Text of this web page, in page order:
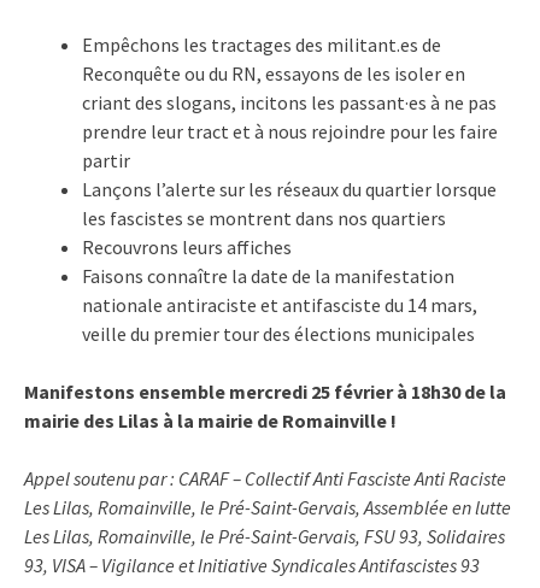
Empêchons les tractages des militant.es de
Reconquête ou du RN, essayons de les isoler en
criant des slogans, incitons les passant·es à ne pas
prendre leur tract et à nous rejoindre pour les faire
partir
Lançons l’alerte sur les réseaux du quartier lorsque
les fascistes se montrent dans nos quartiers
Recouvrons leurs affiches
Faisons connaître la date de la manifestation
nationale antiraciste et antifasciste du 14 mars,
veille du premier tour des élections municipales
Manifestons ensemble mercredi 25 février à 18h30 de la
mairie des Lilas à la mairie de Romainville !
Appel soutenu par : CARAF – Collectif Anti Fasciste Anti Raciste
Les Lilas, Romainville, le Pré-Saint-Gervais, Assemblée en lutte
Les Lilas, Romainville, le Pré-Saint-Gervais, FSU 93, Solidaires
93, VISA – Vigilance et Initiative Syndicales Antifascistes 93